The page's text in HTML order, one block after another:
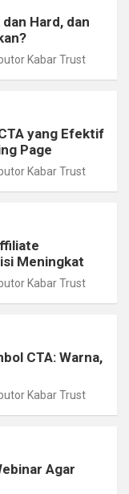
Hard, dan
Kabar Trust
yang Efektif
Page
Kabar Trust
Meningkat
Kabar Trust
CTA: Warna,
Kabar Trust
Agar